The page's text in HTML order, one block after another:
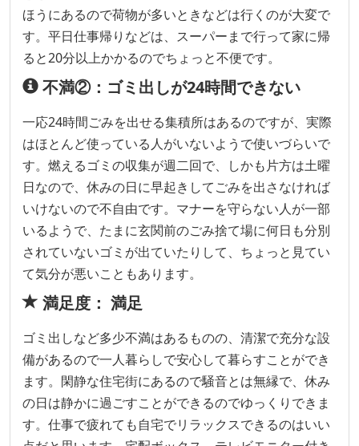
ほうにあるので荷物が多いときなどは行くのが大変で
す。平日仕事帰りなどは、スーパーまで行って家に帰
ると20分以上かかるのでちょっと不便です。
不満②：ゴミ出しが24時間できない
一応24時間ごみを出せる集積所はあるのですが、実際
はほとんど使っている人がいないようで使いづらいで
す。燃えるゴミの収集が週二回で、しかも片方は土曜
日なので、休みの日に早起きしてごみを出さなければ
いけないので不自由です。マナーを守らない人が一部
いるようで、たまに玄関前のごみ捨て場に何日も分別
されていないゴミが出ていたりして、ちょっと見てい
て気分が悪いこともあります。
満足度： 満足
ゴミ出しなど多少不満はあるものの、清潔で充分な設
備があるので一人暮らしで安心して暮らすことができ
ます。閑静な住宅街にあるので騒音とは無縁で、休み
の日は静かに過ごすことができるのでゆっくりできま
す。仕事で疲れても自宅でリラックスできるのはいい